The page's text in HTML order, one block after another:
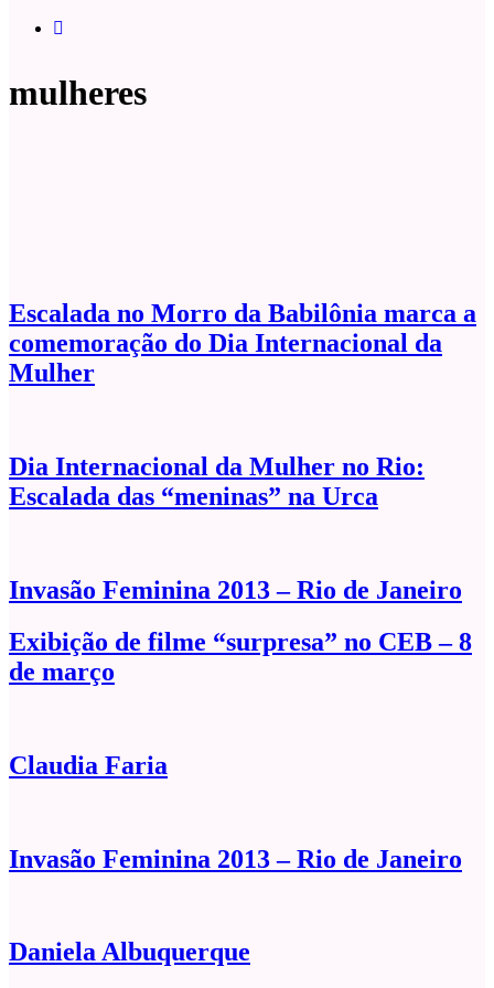
mulheres
Escalada no Morro da Babilônia marca a
comemoração do Dia Internacional da
Mulher
Dia Internacional da Mulher no Rio:
Escalada das “meninas” na Urca
Invasão Feminina 2013 – Rio de Janeiro
Exibição de filme “surpresa” no CEB – 8
de março
Claudia Faria
Invasão Feminina 2013 – Rio de Janeiro
Daniela Albuquerque